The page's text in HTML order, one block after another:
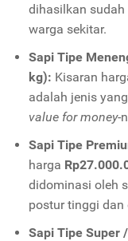
dihasilkan
warga sekitar.
Sapi Tipe
kg): Kisaran
adalah jenis
value for money-
Sapi Tipe
harga
didominasi oleh
postur tinggi
Sapi Tipe Super